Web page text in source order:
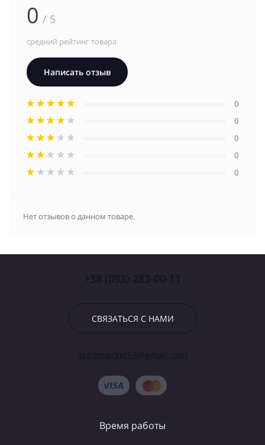
0 / 5
средний рейтинг товара
Написать отзыв
0
0
0
0
0
Нет отзывов о данном товаре.
СВЯЗАТЬСЯ С НАМИ
Время работы